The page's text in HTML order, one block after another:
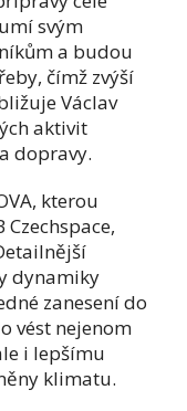
svým
a budou
čímž zvýší
Václav
aktivit
dopravy.
kterou
dynamiky
zanesení do
vést nejenom
i lepšímu
klimatu.